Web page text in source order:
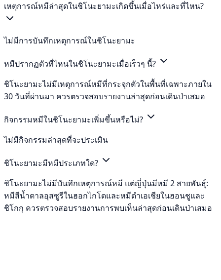
เหตุการณ์หมีล่าสุดในชิโนะยามะเกิดขึ้นเมื่อไหร่และที่ไหน?
ไม่มีการบันทึกเหตุการณ์ในชิโนะยามะ
หมีปรากฏตัวที่ไหนในชิโนะยามะเมื่อเร็วๆ นี้?
ชิโนะยามะไม่มีเหตุการณ์หมีที่กระจุกตัวในพื้นที่เฉพาะภายใน
30 วันที่ผ่านมา ควรตรวจสอบรายงานล่าสุดก่อนเดินป่าเสมอ
กิจกรรมหมีในชิโนะยามะเพิ่มขึ้นหรือไม่?
ไม่มีกิจกรรมล่าสุดที่จะประเมิน
ชิโนะยามะมีหมีประเภทใด?
ชิโนะยามะไม่มีบันทึกเหตุการณ์หมี แต่ญี่ปุ่นมีหมี 2 สายพันธุ์:
หมีสีน้ำตาลอุสซูรีในฮอกไกโดและหมีดำเอเชียในฮอนชูและ
ชิโกกุ ควรตรวจสอบรายงานการพบเห็นล่าสุดก่อนเดินป่าเสมอ